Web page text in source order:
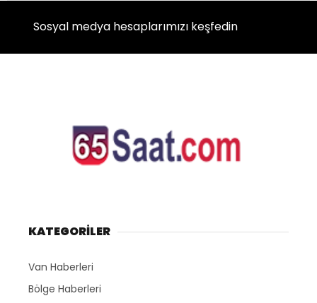
Sosyal medya hesaplarımızı keşfedin
KATEGORİLER
Van Haberleri
Bölge Haberleri